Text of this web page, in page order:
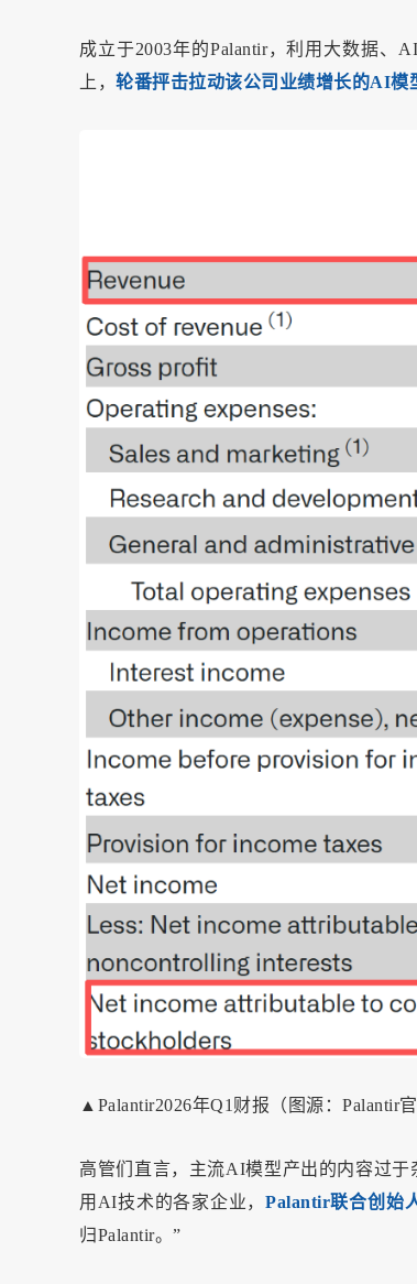
成立于2003年的Palantir，利用大数据、
上， 轮番抨击拉动该公司业绩增长的AI模
▲Palantir2026年Q1财报（图源：Palantir官
高管们直言，主流AI模型产出的内容过
用AI技术的各家企业，Palantir联合创始
归Palantir。”